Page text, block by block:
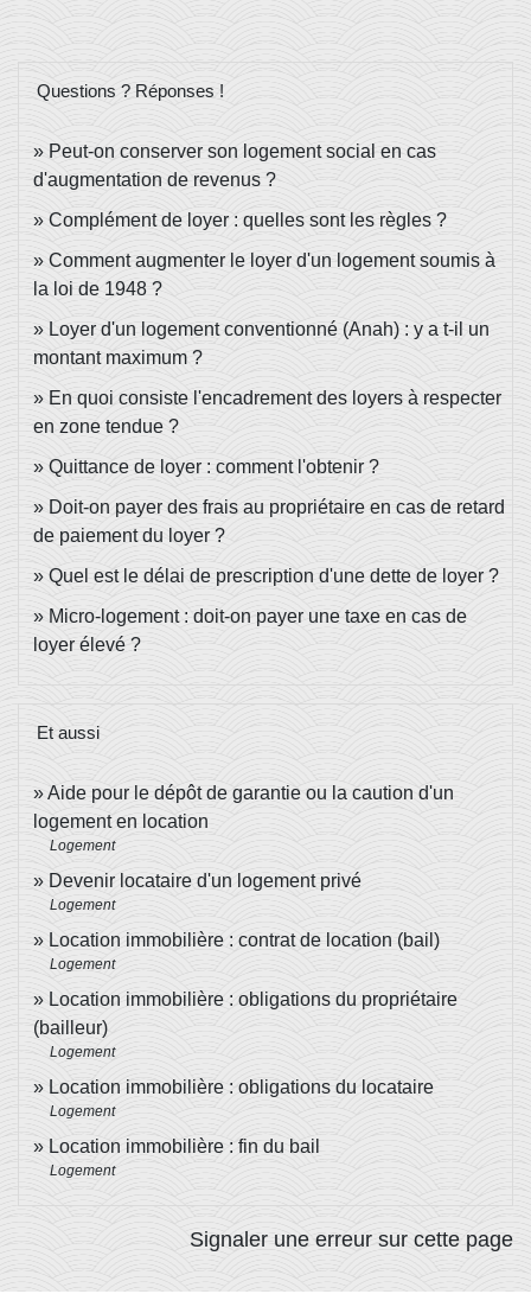
Questions ? Réponses !
Peut-on conserver son logement social en cas
d'augmentation de revenus ?
Complément de loyer : quelles sont les règles ?
Comment augmenter le loyer d'un logement soumis à
la loi de 1948 ?
Loyer d'un logement conventionné (Anah) : y a t-il un
montant maximum ?
En quoi consiste l'encadrement des loyers à respecter
en zone tendue ?
Quittance de loyer : comment l'obtenir ?
Doit-on payer des frais au propriétaire en cas de retard
de paiement du loyer ?
Quel est le délai de prescription d'une dette de loyer ?
Micro-logement : doit-on payer une taxe en cas de
loyer élevé ?
Et aussi
Aide pour le dépôt de garantie ou la caution d'un
logement en location
Logement
Devenir locataire d'un logement privé
Logement
Location immobilière : contrat de location (bail)
Logement
Location immobilière : obligations du propriétaire
(bailleur)
Logement
Location immobilière : obligations du locataire
Logement
Location immobilière : fin du bail
Logement
Signaler une erreur sur cette page